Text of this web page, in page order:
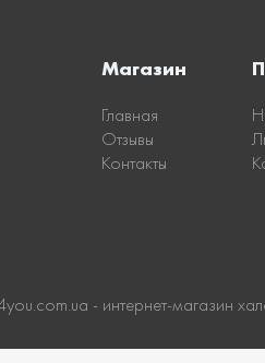
Магазин
Главная
Отзывы
Контакты
- интернет-магазин